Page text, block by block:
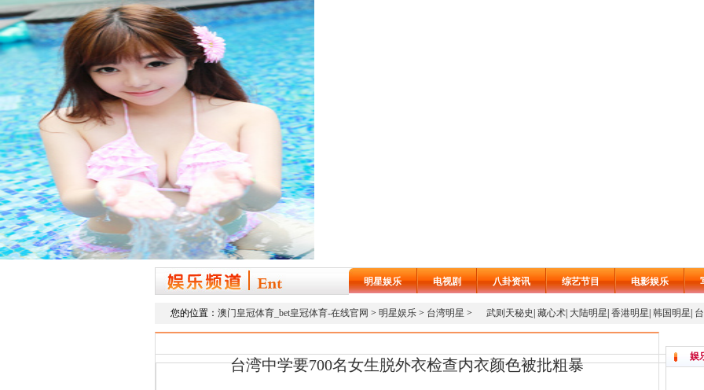
明星娱乐 电视剧 八卦资讯 综艺节目 电影娱乐
您的位置： 澳门皇冠体育_bet皇冠体育-在线官网 > 明星娱乐 > 台湾明星 > 武则天秘史 藏心术 大陆明星 香港明星 韩国明星
台湾中学要700名女生脱外衣检查内衣颜色被批粗暴 娱